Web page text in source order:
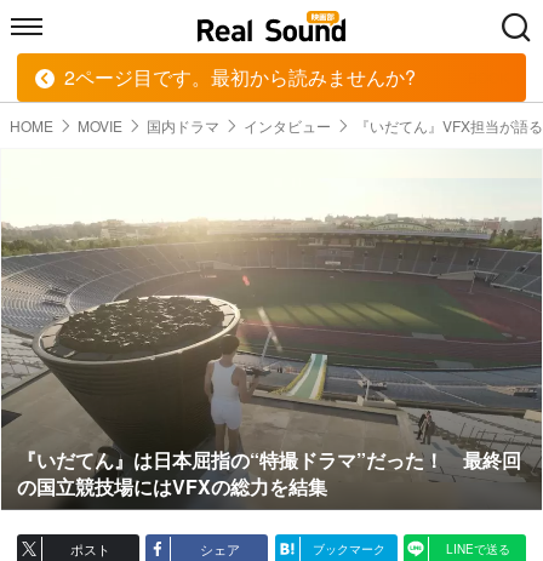
HOME MUSIC MOVIE TECH
HOME MOVIE 国内ドラマ インタビュー 『いだてん』VFX担当が語
『いだてん』は日本屈指の“特撮ドラマ”だった！ 最終回
の国立競技場にはVFXの総力を結集
ポスト シェア ブックマーク LINEで送る
2ページ目です。最初から読みませんか?